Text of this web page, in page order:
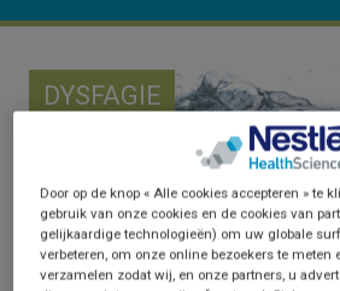
DYSFAGIE
Door op de knop « Alle cookies accepteren » te
gebruik van onze cookies en de cookies van
gelijkaardige technologieën) om uw globale
verbeteren, om onze online bezoekers te
verzamelen zodat wij, en onze partners, u